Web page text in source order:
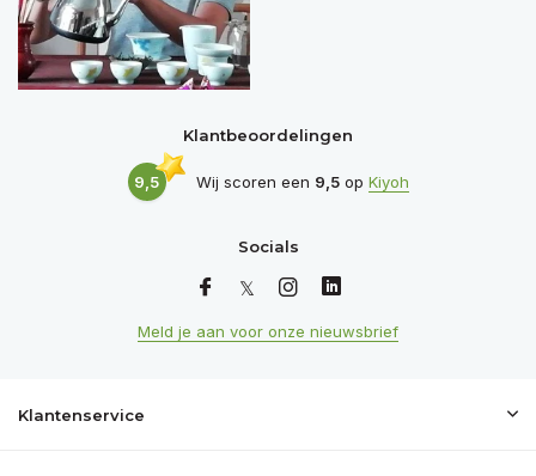
Klantbeoordelingen
9,5 Wij scoren een 9,5op Kiyoh
Socials
Meld je aan voor onze nieuwsbrief
Klantenservice